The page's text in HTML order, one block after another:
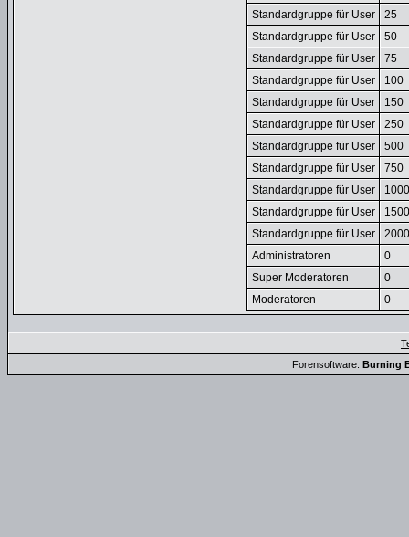
Standardgruppe für User
25
Standardgruppe für User
50
Standardgruppe für User
75
Standardgruppe für User
100
Standardgruppe für User
150
Standardgruppe für User
250
Standardgruppe für User
500
Standardgruppe für User
750
Standardgruppe für User
1000
Standardgruppe für User
1500
Standardgruppe für User
2000
Administratoren
0
Super Moderatoren
0
Moderatoren
0
Forensoftware: Burning